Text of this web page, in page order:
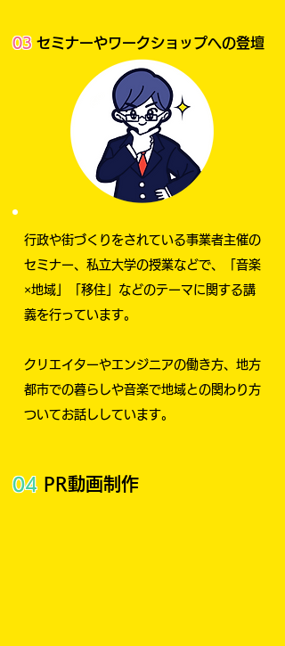
03 セミナーやワークショップへの登壇
行政や街づくりをされている事業者主催の
セミナー、私立大学の授業などで、「音楽
×地域」「移住」などのテーマに関する講
義を行っています。
​クリエイターやエンジニアの働き方、地方
都市での暮らしや音楽で地域との関わり方
ついてお話ししています。
04 PR動画制作